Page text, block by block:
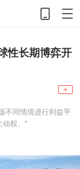
性长期博弈开
不同情境进行利益平
权。”